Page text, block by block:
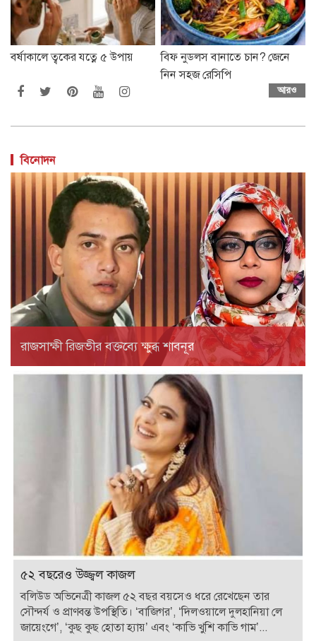
বর্ষাকালে ত্বকের যত্নে ৫ উপায়
বিফ নুডলস বানাতে চান? জেনে
নিন সহজ রেসিপি
আরও
বিনোদন
রাজসাক্ষী রিজভীর বক্তব্যে ক্ষুব্ধ শাবনূর
৫২ বছরেও উজ্জ্বল কাজল
বলিউড অভিনেত্রী কাজল ৫২ বছর বয়সেও ধরে রেখেছেন তার
সৌন্দর্য ও প্রাণবন্ত উপস্থিতি। ‘বাজিগর’, ‘দিলওয়ালে দুলহানিয়া লে
জায়েংগে’, ‘কুছ কুছ হোতা হ্যায়’ এবং ‘কাভি খুশি কাভি গাম’...